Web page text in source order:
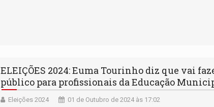
ELEIÇÕES 2024: Euma Tourinho diz que vai
público para profissionais da Educação
Eleições 2024 01 de Outubro de 2024 às 17:02